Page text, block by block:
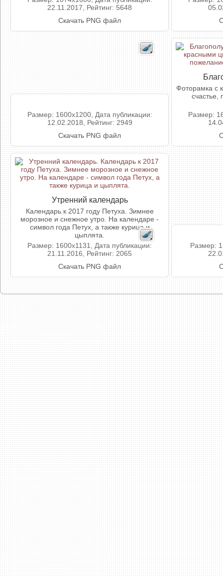
22.11.2017, Рейтинг: 5648
Скачать PNG файл
Размер: 1600x1200, Дата публикации:
12.02.2018, Рейтинг: 2949
Скачать PNG файл
Фоторамка с
счастье,
Размер:
Утренний календарь
Календарь к 2017 году Петуха. Зимнее
морозное и снежное утро. На календаре -
символ года Петух, а также курица и
цыплята.
Размер: 1600x1131, Дата публикации:
21.11.2016, Рейтинг: 2065
Скачать PNG файл
Размер: